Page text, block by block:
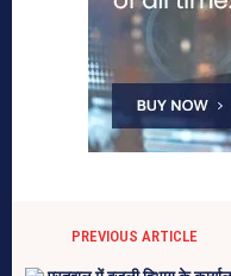
PREVIOUS ARTICLE